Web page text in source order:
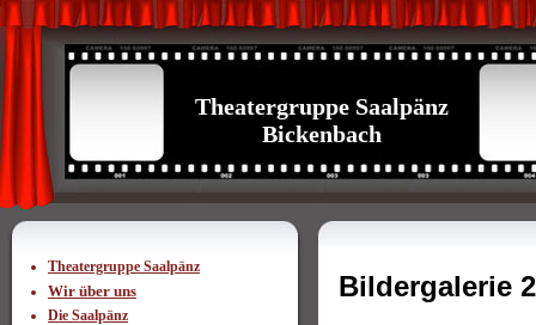
Theatergruppe Saalpänz
Bickenbach
Theatergruppe Saalpänz
Wir über uns
Die Saalpänz
Bildergalerie